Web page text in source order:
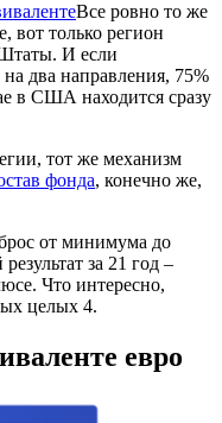
Все ровно то же
вот только регион
И если
два направления, 75%
в США находится сразу
тот же механизм
фонда, конечно же,
от минимума до
за 21 год –
Что интересно,
целых 4.
евро